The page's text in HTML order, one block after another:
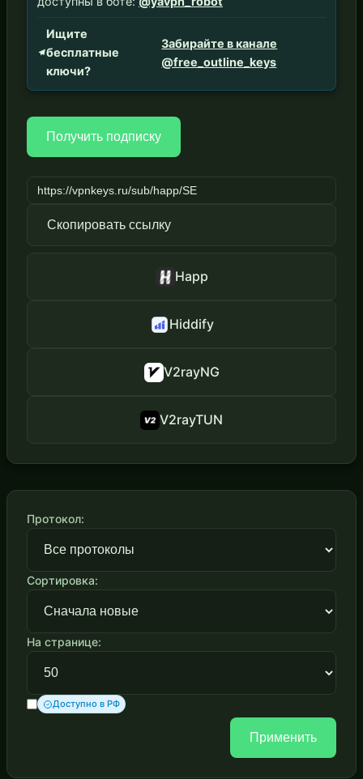
Ищите
бесплатные
ключи?
Забирайте в канале
@free_outline_keys
Получить подписку
Скопировать ссылку
Happ
Hiddify
V2rayNG
V2rayTUN
Протокол:
Сортировка:
На странице:
Доступно в РФ
Применить